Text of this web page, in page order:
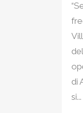
di
si...